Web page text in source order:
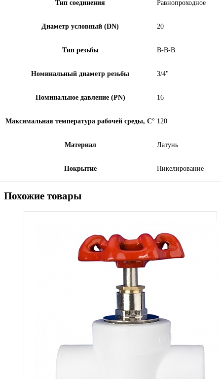
Тип соединения Равнопроходное
Диаметр условный (DN) 20
Тип резьбы В-В-В
Номинальный диаметр резьбы 3/4"
Номинальное давление (PN) 16
Максимальная температура рабочей среды, С° 120
Материал Латунь
Покрытие Никелирование
Похожие товары